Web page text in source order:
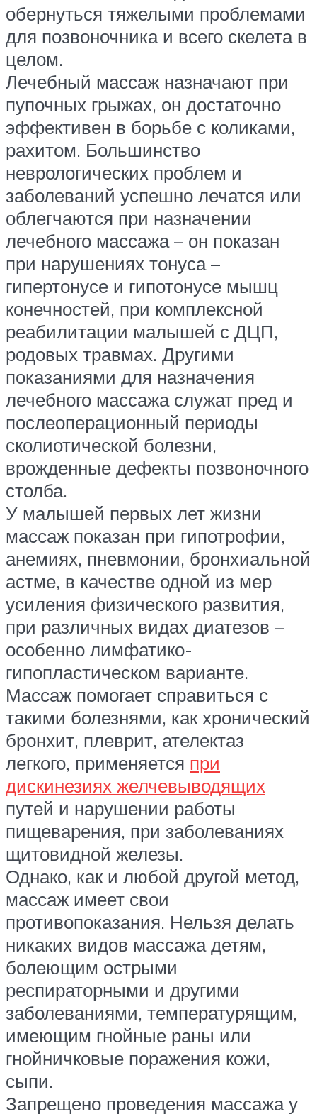
обернуться тяжелыми проблемами
для позвоночника и всего скелета в
целом.
Лечебный массаж назначают при
пупочных грыжах, он достаточно
эффективен в борьбе с коликами,
рахитом. Большинство
неврологических проблем и
заболеваний успешно лечатся или
облегчаются при назначении
лечебного массажа – он показан
при нарушениях тонуса –
гипертонусе и гипотонусе мышц
конечностей, при комплексной
реабилитации малышей с ДЦП,
родовых травмах. Другими
показаниями для назначения
лечебного массажа служат пред и
послеоперационный периоды
сколиотической болезни,
врожденные дефекты позвоночного
столба.
У малышей первых лет жизни
массаж показан при гипотрофии,
анемиях, пневмонии, бронхиальной
астме, в качестве одной из мер
усиления физического развития,
при различных видах диатезов –
особенно лимфатико-
гипопластическом варианте.
Массаж помогает справиться с
такими болезнями, как хронический
бронхит, плеврит, ателектаз
легкого, применяется при
дискинезиях желчевыводящих
путей и нарушении работы
пищеварения, при заболеваниях
щитовидной железы.
Однако, как и любой другой метод,
массаж имеет свои
противопоказания. Нельзя делать
никаких видов массажа детям,
болеющим острыми
респираторными и другими
заболеваниями, температурящим,
имеющим гнойные раны или
гнойничковые поражения кожи,
сыпи.
Запрещено проведения массажа у